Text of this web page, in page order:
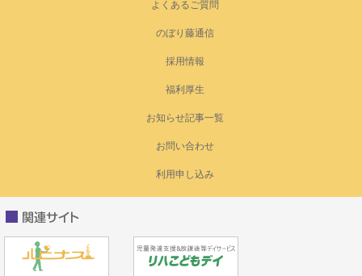
よくあるご質問
のぼり藤通信
採用情報
福利厚生
お知らせ記事一覧
お問い合わせ
利用申し込み